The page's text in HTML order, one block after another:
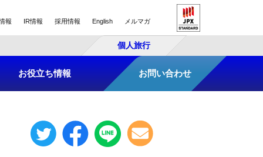
報 IR情報 採用情報 English メルマガ
個人旅行
お役立ち情報 お問い合わせ